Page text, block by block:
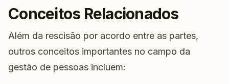
Conceitos Relacionados
Além da rescisão por acordo entre as partes,
outros conceitos importantes no campo da
gestão de pessoas incluem: